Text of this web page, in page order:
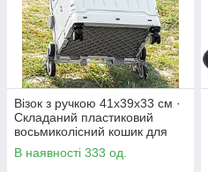
Візок з ручкою 41х39х33 см ·
Складаний пластиковий
восьмиколісний кошик для
продуктів
В наявності 333 од.